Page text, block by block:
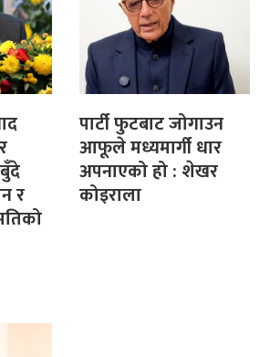
र
पार्टी फुटबाट जोगाउन
आफूले मध्यमार्गी धार
अपनाएको हो : शेखर
कोइराला